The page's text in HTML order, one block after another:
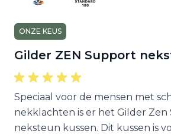
ONZE KEUS
Gilder ZEN Support
Speciaal voor de mensen met
nekklachten is er het Gilder
neksteun kussen. Dit kussen is